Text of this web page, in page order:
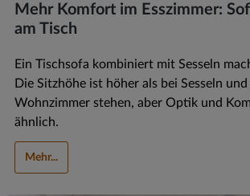
Mehr Komfort im Esszimmer:
am Tisch
Ein Tischsofa kombiniert mit Sesseln
Die Sitzhöhe ist höher als bei Sesseln
Wohnzimmer stehen, aber Optik und
ähnlich.
Mehr...